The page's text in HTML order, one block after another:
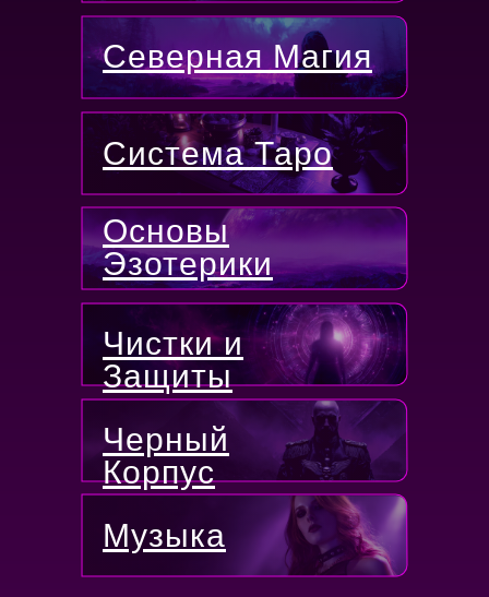
Система Таро
Черный
Корпус
Основы
Эзотерики
Чистки и
Защиты
Северная Магия
Музыка